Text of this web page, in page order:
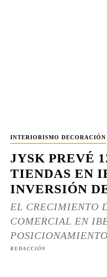
INTERIORISMO DECORACIÓN
JYSK PREVÉ
TIENDAS EN
INVERSIÓN
EL CRECIMIENTO
COMERCIAL EN
REDACCIÓN